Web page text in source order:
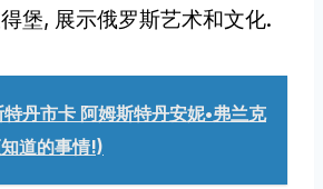
堡, 展示俄罗斯艺术和文化.
特丹市卡 阿姆斯特丹安妮•弗兰克
道的事情!)